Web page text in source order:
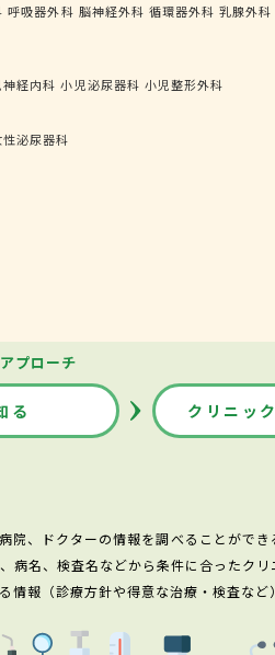
呼吸器外科 脳神経外科 循環器外科 乳腺外科
神経内科 小児泌尿器科 小児整形外科
性泌尿器科
プローチ
る クリニッ
、ドクターの情報を調べることができ
名、検査名などから条件に合ったクリ
報（診療方針や得意な治療・検査など